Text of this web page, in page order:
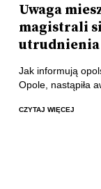
Uwaga
magistrali
utrudnienia
Jak informują
Opole, nastąpiła
CZYTAJ WIĘCEJ